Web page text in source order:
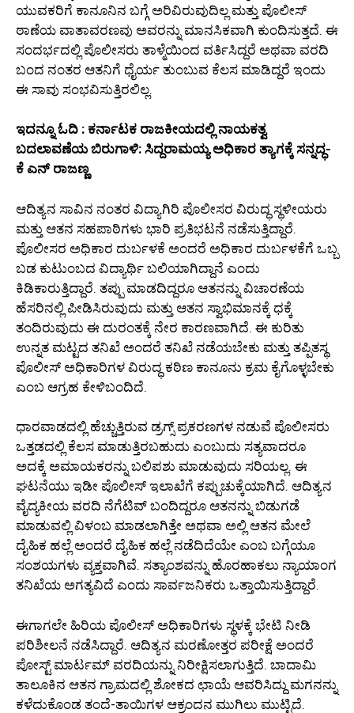
ಯುವಕರಿಗೆ ಕಾನೂನಿನ ಬಗ್ಗೆ ಅರಿವಿರುವುದಿಲ್ಲ ಮತ್ತು ಪೊಲೀಸ್
ಠಾಣೆಯ ವಾತಾವರಣವು ಅವರನ್ನು ಮಾನಸಿಕವಾಗಿ ಕುಂದಿಸುತ್ತದೆ. ಈ
ಸಂದರ್ಭದಲ್ಲಿ ಪೊಲೀಸರು ತಾಳ್ಮೆಯಿಂದ ವರ್ತಿಸಿದ್ದರೆ ಅಥವಾ ವರದಿ
ಬಂದ ನಂತರ ಆತನಿಗೆ ಧೈರ್ಯ ತುಂಬುವ ಕೆಲಸ ಮಾಡಿದ್ದರೆ ಇಂದು
ಈ ಸಾವು ಸಂಭವಿಸುತ್ತಿರಲಿಲ್ಲ.
ಇದನ್ನೂ ಓದಿ : ಕರ್ನಾಟಕ ರಾಜಕೀಯದಲ್ಲಿ ನಾಯಕತ್ವ
ಬದಲಾವಣೆಯ ಬಿರುಗಾಳಿ: ಸಿದ್ದರಾಮಯ್ಯ ಅಧಿಕಾರ ತ್ಯಾಗಕ್ಕೆ ಸನ್ನದ್ಧ-
ಕೆ ಎನ್ ರಾಜಣ್ಣ
ಆದಿತ್ಯನ ಸಾವಿನ ನಂತರ ವಿದ್ಯಾಗಿರಿ ಪೊಲೀಸರ ವಿರುದ್ಧ ಸ್ಥಳೀಯರು
ಮತ್ತು ಆತನ ಸಹಪಾಠಿಗಳು ಭಾರಿ ಪ್ರತಿಭಟನೆ ನಡೆಸುತ್ತಿದ್ದಾರೆ.
ಪೊಲೀಸರ ಅಧಿಕಾರ ದುರ್ಬಳಕೆ ಅಂದರೆ ಅಧಿಕಾರ ದುರ್ಬಳಕೆಗೆ ಒಬ್ಬ
ಬಡ ಕುಟುಂಬದ ವಿದ್ಯಾರ್ಥಿ ಬಲಿಯಾಗಿದ್ದಾನೆ ಎಂದು
ಕಿಡಿಕಾರುತ್ತಿದ್ದಾರೆ. ತಪ್ಪು ಮಾಡದಿದ್ದರೂ ಆತನನ್ನು ವಿಚಾರಣೆಯ
ಹೆಸರಿನಲ್ಲಿ ಪೀಡಿಸಿರುವುದು ಮತ್ತು ಆತನ ಸ್ವಾಭಿಮಾನಕ್ಕೆ ಧಕ್ಕೆ
ತಂದಿರುವುದು ಈ ದುರಂತಕ್ಕೆ ನೇರ ಕಾರಣವಾಗಿದೆ. ಈ ಕುರಿತು
ಉನ್ನತ ಮಟ್ಟದ ತನಿಖೆ ಅಂದರೆ ತನಿಖೆ ನಡೆಯಬೇಕು ಮತ್ತು ತಪ್ಪಿತಸ್ಥ
ಪೊಲೀಸ್ ಅಧಿಕಾರಿಗಳ ವಿರುದ್ಧ ಕಠಿಣ ಕಾನೂನು ಕ್ರಮ ಕೈಗೊಳ್ಳಬೇಕು
ಎಂಬ ಆಗ್ರಹ ಕೇಳಿಬಂದಿದೆ.
ಧಾರವಾಡದಲ್ಲಿ ಹೆಚ್ಚುತ್ತಿರುವ ಡ್ರಗ್ಸ್ ಪ್ರಕರಣಗಳ ನಡುವೆ ಪೊಲೀಸರು
ಒತ್ತಡದಲ್ಲಿ ಕೆಲಸ ಮಾಡುತ್ತಿರಬಹುದು ಎಂಬುದು ಸತ್ಯವಾದರೂ
ಅದಕ್ಕೆ ಅಮಾಯಕರನ್ನು ಬಲಿಪಶು ಮಾಡುವುದು ಸರಿಯಲ್ಲ. ಈ
ಘಟನೆಯು ಇಡೀ ಪೊಲೀಸ್ ಇಲಾಖೆಗೆ ಕಪ್ಪುಚುಕ್ಕೆಯಾಗಿದೆ. ಆದಿತ್ಯನ
ವೈದ್ಯಕೀಯ ವರದಿ ನೆಗೆಟಿವ್ ಬಂದಿದ್ದರೂ ಆತನನ್ನು ಬಿಡುಗಡೆ
ಮಾಡುವಲ್ಲಿ ವಿಳಂಬ ಮಾಡಲಾಗಿತ್ತೇ ಅಥವಾ ಅಲ್ಲಿ ಆತನ ಮೇಲೆ
ದೈಹಿಕ ಹಲ್ಲೆ ಅಂದರೆ ದೈಹಿಕ ಹಲ್ಲೆ ನಡೆದಿದೆಯೇ ಎಂಬ ಬಗ್ಗೆಯೂ
ಸಂಶಯಗಳು ವ್ಯಕ್ತವಾಗಿವೆ. ಸತ್ಯಾಂಶವನ್ನು ಹೊರಹಾಕಲು ನ್ಯಾಯಾಂಗ
ತನಿಖೆಯ ಅಗತ್ಯವಿದೆ ಎಂದು ಸಾರ್ವಜನಿಕರು ಒತ್ತಾಯಿಸುತ್ತಿದ್ದಾರೆ.
ಈಗಾಗಲೇ ಹಿರಿಯ ಪೊಲೀಸ್ ಅಧಿಕಾರಿಗಳು ಸ್ಥಳಕ್ಕೆ ಭೇಟಿ ನೀಡಿ
ಪರಿಶೀಲನೆ ನಡೆಸಿದ್ದಾರೆ. ಆದಿತ್ಯನ ಮರಣೋತ್ತರ ಪರೀಕ್ಷೆ ಅಂದರೆ
ಪೋಸ್ಟ್ ಮಾರ್ಟಮ್ ವರದಿಯನ್ನು ನಿರೀಕ್ಷಿಸಲಾಗುತ್ತಿದೆ. ಬಾದಾಮಿ
ತಾಲೂಕಿನ ಆತನ ಗ್ರಾಮದಲ್ಲಿ ಶೋಕದ ಛಾಯೆ ಆವರಿಸಿದ್ದು ಮಗನನ್ನು
ಕಳೆದುಕೊಂಡ ತಂದೆ-ತಾಯಿಗಳ ಆಕ್ರಂದನ ಮುಗಿಲು ಮುಟ್ಟಿದೆ.